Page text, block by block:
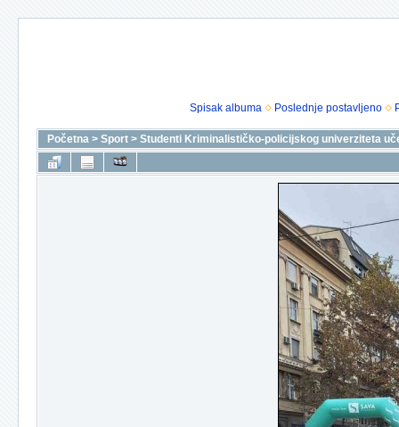
Spisak albuma Poslednje postavljeno
Početna > Sport > Studenti Kriminalističko-policijskog univerziteta